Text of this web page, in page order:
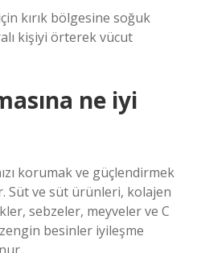
kırık bölgesine soğuk
kişiyi örterek vücut
ne iyi
korumak ve güçlendirmek
Süt ve süt ürünleri, kolajen
sebzeler, meyveler ve C
besinler iyileşme